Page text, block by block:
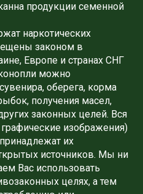
продукции семенной
наркотических
законом в
Европе и странах СНГ
можно
оберега, корма
получения масел,
законных целей. Вся
изображения)
их
источников. Мы ни
Вас использовать
целях, а тем